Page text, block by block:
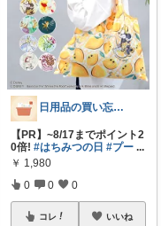
日用品の買い忘れ防止リスト
【PR】~8/17までポイント2
0倍!#はちみつの日 #プー ...
￥ 1,980
0 0 0
コレ いいね